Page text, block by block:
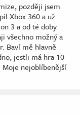
později jsem
Xbox 360 a už
3 a od té doby
všechno možný a
Baví mě hlavně
jestli má hra 10
Moje nejoblíbenější